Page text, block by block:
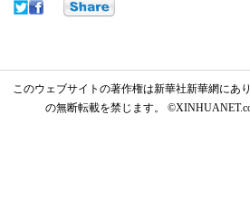
このウェブサイトの著作権は新華社新華網にあ
の無断転載を禁じます。